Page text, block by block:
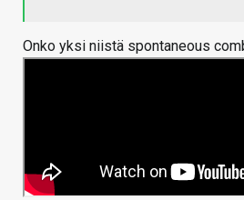
Onko yksi niistä spontaneous